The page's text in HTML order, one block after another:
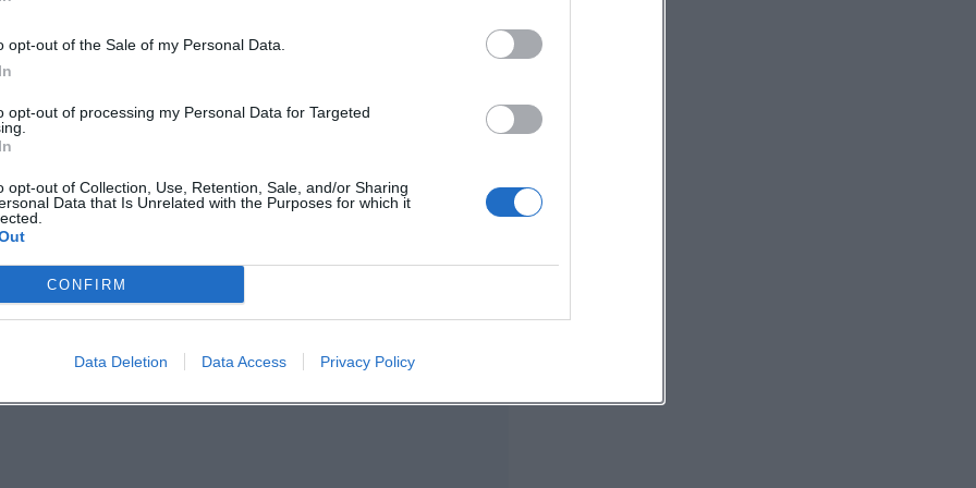
opt-out of the Sale of my Personal Data.
opt-out of processing my Personal Data for Targeted
opt-out of Collection, Use, Retention, Sale, and/or Sharing
Data that Is Unrelated with the Purposes for which it
CONFIRM
Data Deletion Data Access Privacy Policy
einen würdevollen Sommerabend voller
Wer Hofs religiöse und musikalische Tradition
Ort der Begegnung.
Orgeln in Hof - 30 Minuten